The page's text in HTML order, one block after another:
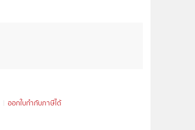
ออกใบกำกับภาษีได้